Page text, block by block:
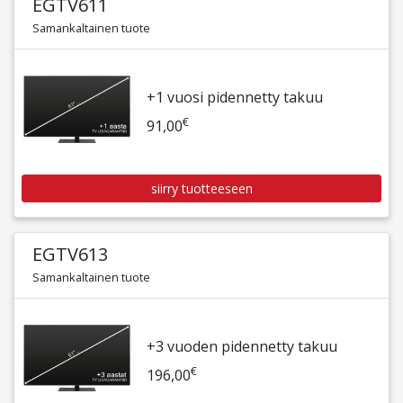
EGTV611
Samankaltainen tuote
+1 vuosi pidennetty takuu
91,00€
siirry tuotteeseen
EGTV613
Samankaltainen tuote
+3 vuoden pidennetty takuu
196,00€